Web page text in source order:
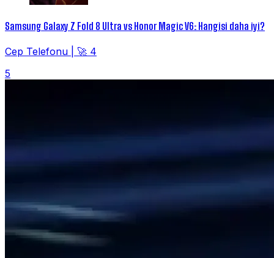
Samsung Galaxy Z Fold 8 Ultra vs Honor Magic V6: Hangisi daha iyi?
Cep Telefonu
🚀 4
5